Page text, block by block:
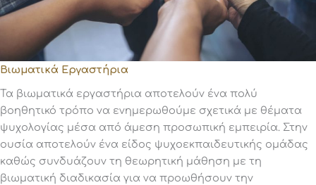
Βιωματικά Εργαστήρια
Τα βιωματικά εργαστήρια αποτελούν ένα πολύ
βοηθητικό τρόπο να ενημερωθούμε σχετικά με θέματα
ψυχολογίας μέσα από άμεση προσωπική εμπειρία. Στην
ουσία αποτελούν ένα είδος ψυχοεκπαιδευτικής ομάδας
καθώς συνδυάζουν τη θεωρητική μάθηση με τη
βιωματική διαδικασία για να προωθήσουν την